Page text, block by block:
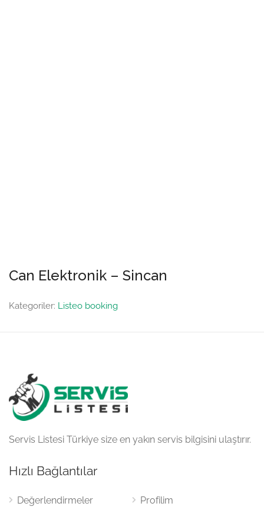
Can Elektronik – Sincan
Kategoriler: Listeo booking
Servis Listesi Türkiye size en yakın servis bilgisini ulaştırır.
Hızlı Bağlantılar
Değerlendirmeler Profilim